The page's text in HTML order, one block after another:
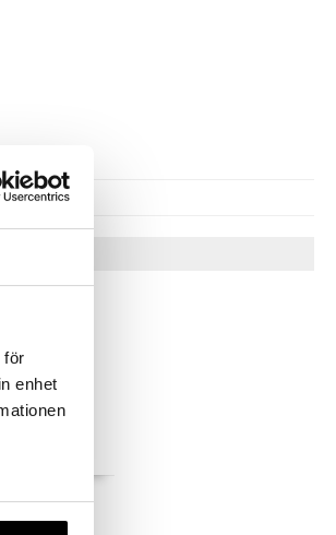
för
enhet